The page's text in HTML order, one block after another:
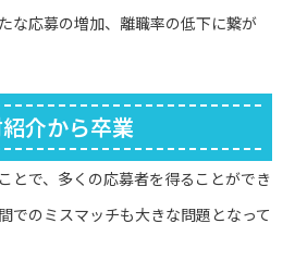
な応募の増加、離職率の低下に繋が
介から卒業
とで、多くの応募者を得ることができ
でのミスマッチも大きな問題となって